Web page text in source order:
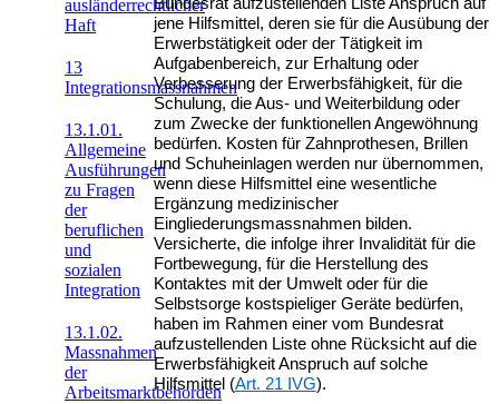
ausländerrechtlicher
Haft
13
Integrationsmassnahmen
13.1.01.
Allgemeine
Ausführungen
zu Fragen
der
beruflichen
und
sozialen
Integration
13.1.02.
Massnahmen
der
Arbeitsmarktbehörden
jene Hilfsmittel, deren sie für die Ausübung der
Erwerbstätigkeit oder der Tätigkeit im
Aufgabenbereich, zur Erhaltung oder
Verbesserung der Erwerbsfähigkeit, für die
Schulung, die Aus- und Weiterbildung oder
zum Zwecke der funktionellen Angewöhnung
bedürfen. Kosten für Zahnprothesen, Brillen
und Schuheinlagen werden nur übernommen,
wenn diese Hilfsmittel eine wesentliche
Ergänzung medizinischer
Eingliederungsmassnahmen bilden.
Versicherte, die infolge ihrer Invalidität für die
Fortbewegung, für die Herstellung des
Kontaktes mit der Umwelt oder für die
Selbstsorge kostspieliger Geräte bedürfen,
haben im Rahmen einer vom Bundesrat
aufzustellenden Liste ohne Rücksicht auf die
Erwerbsfähigkeit Anspruch auf solche
Hilfsmittel (Art. 21 IVG).